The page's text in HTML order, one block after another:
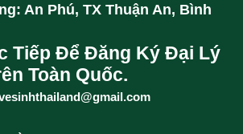
An Phú, TX Thuận An, Bình
Tiếp Để Đăng Ký Đại Lý
Toàn Quốc.